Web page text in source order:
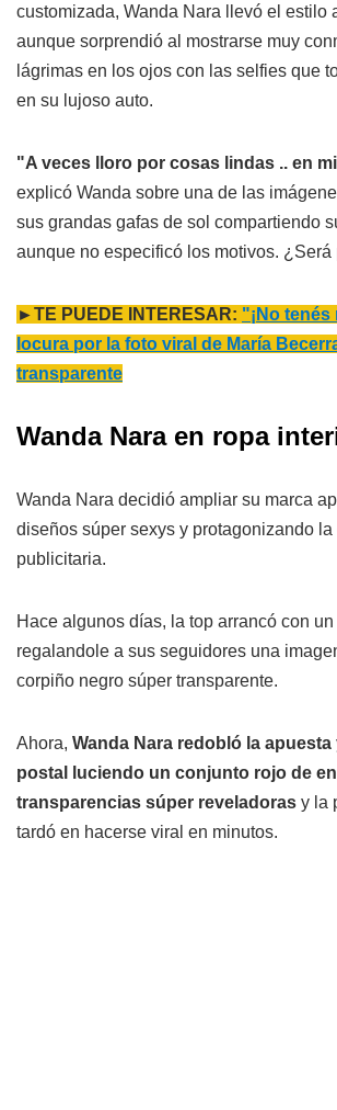
customizada, Wanda Nara llevó el estilo
aunque sorprendió al mostrarse muy
lágrimas en los ojos con las selfies que
en su lujoso auto.
"A veces lloro por cosas lindas .. en
explicó Wanda sobre una de las
sus grandas gafas de sol compartiendo
aunque no especificó los motivos. ¿Será
►TE PUEDE INTERESAR: "¡No
locura por la foto viral de María
transparente
Wanda Nara en ropa
Wanda Nara decidió ampliar su marca
diseños súper sexys y protagonizando la
publicitaria.
Hace algunos días, la top arrancó con
regalandole a sus seguidores una
corpiño negro súper transparente.
Ahora, Wanda Nara redobló la
postal luciendo un conjunto rojo de
transparencias súper reveladoras y la
tardó en hacerse viral en minutos.